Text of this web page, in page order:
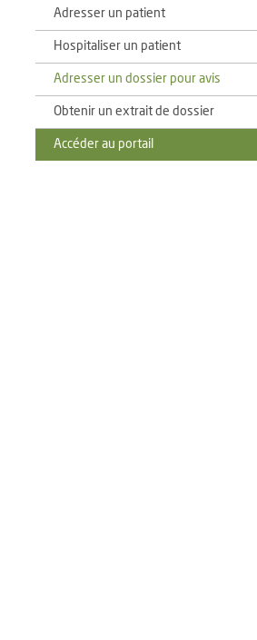
Adresser un patient
Hospitaliser un patient
Adresser un dossier pour avis
Obtenir un extrait de dossier
Accéder au portail